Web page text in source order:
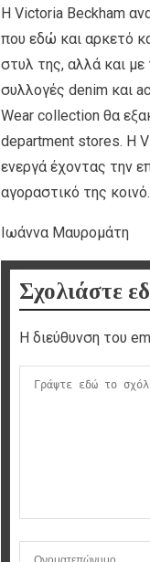
Η Victoria Beckham
που εδώ και αρκετό
στυλ της, αλλά και
συλλογές denim και
Wear collection θα
department stores. Η
ενεργά έχοντας την
αγοραστικό της κοινό.
Ιωάννα Μαυρομάτη
Σχολιάστε
Η διεύθυνση του